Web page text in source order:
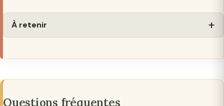
À retenir
Questions fréquentes